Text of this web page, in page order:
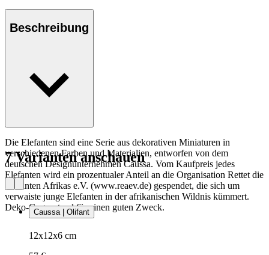
Beschreibung
Die Elefanten sind eine Serie aus dekorativen Miniaturen in
verschiedenen Farben und Materialien, entworfen von dem
deutschen Designunternehmen Caussa. Vom Kaufpreis jedes
Elefanten wird ein prozentualer Anteil an die Organisation Rettet die
Elefanten Afrikas e.V. (www.reaev.de) gespendet, die sich um
verwaiste junge Elefanten in der afrikanischen Wildnis kümmert.
Deko-Gegenstand für einen guten Zweck.
7 Varianten anschauen
Caussa | Olifant
12x12x6 cm